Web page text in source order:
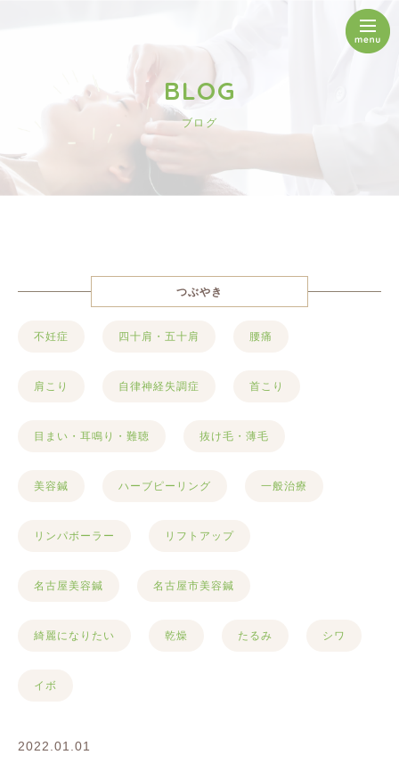
BLOG
ブログ
つぶやき
不妊症 四十肩・五十肩 腰痛
肩こり 自律神経失調症 首こり
目まい・耳鳴り・難聴 抜け毛・薄毛
美容鍼 ハーブピーリング 一般治療
リンパボーラー リフトアップ
名古屋美容鍼 名古屋市美容鍼
綺麗になりたい 乾燥 たるみ シワ
イボ
2022.01.01